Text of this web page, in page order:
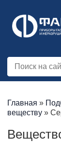
Главная »
веществу »